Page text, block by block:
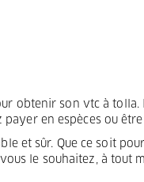
obtenir son vtc à
en espèces ou
et sûr. Que ce soit
le souhaitez, à tout